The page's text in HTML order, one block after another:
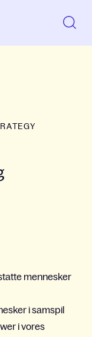
mennesker
i samspil
i vores